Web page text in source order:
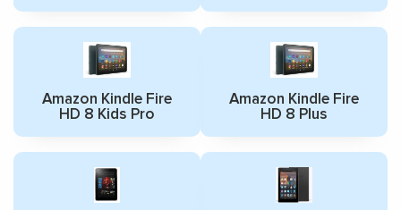
Amazon Kindle Fire
HD 8 Kids Pro
Amazon Kindle Fire
HD 8 Plus